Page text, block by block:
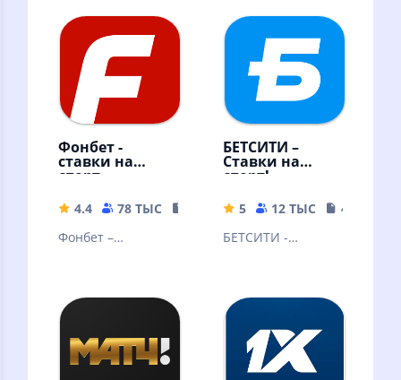
Фонбет -
ставки на
спорт
4.4 78 ТЫС
105.3 MB
Фонбет –
букмекер дарит
бонус 3000р всем
новым клиентам!
БЕТСИТИ –
Ставки на
спорт!
5 12 ТЫС
49.73 MB
БЕТСИТИ -